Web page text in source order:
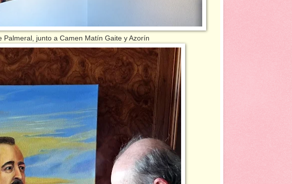
junto a Camen Matín Gaite y Azorín